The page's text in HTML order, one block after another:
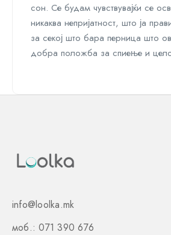
сон. Се будам чувствувајќи се
никаква непријатност, што ја
за секој што бара перница што
добра положба за спиење и
info@loolka.mk
моб.: 071 390 676